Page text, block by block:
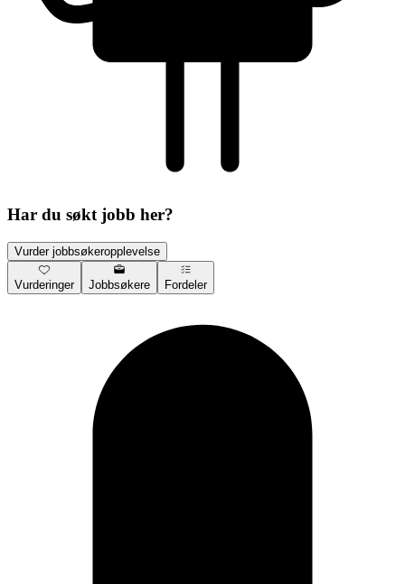
Har du søkt jobb her?
Vurder jobbsøkeropplevelse
Vurderinger Jobbsøkere Fordeler